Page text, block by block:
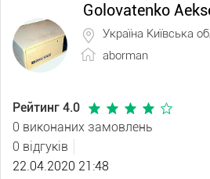
Golovatenko
Україна Київська
aborman
Рейтинг 4.0
0 виконаних замовлень
0 відгуків
22.04.2020 21:48